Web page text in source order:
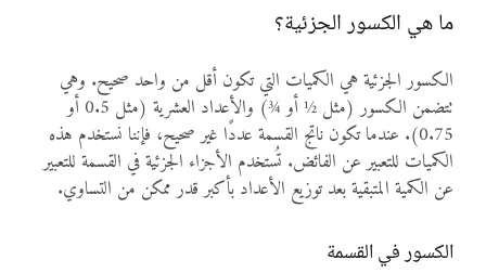
ما هي الكسور الجزئية؟
الكسور الجزئية هي الكميات التي تكون أقل من واحد صحيح. وهي
تتضمن الكسور (مثل ½ أو ¾) والأعداد العشرية (مثل 0.5 أو
0.75). عندما تكون ناتج القسمة عددًا غير صحيح، فإننا نستخدم هذه
الكميات للتعبير عن الفائض. تُستخدم الأجزاء الجزئية في القسمة للتعبير
عن الكمية المتبقية بعد توزيع الأعداد بأكبر قدر ممكن من التساوي.
الكسور في القسمة